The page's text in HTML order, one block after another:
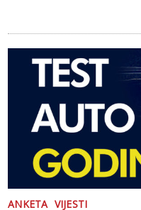
ANKETA VIJESTI